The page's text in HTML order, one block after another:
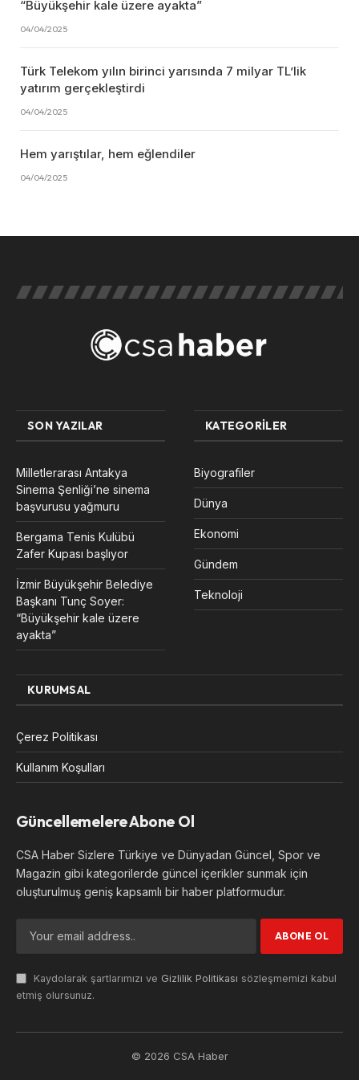
“Büyükşehir kale üzere ayakta”
04/04/2025
Türk Telekom yılın birinci yarısında 7 milyar TL’lik
yatırım gerçekleştirdi
04/04/2025
Hem yarıştılar, hem eğlendiler
04/04/2025
SON YAZILAR
Milletlerarası Antakya
Sinema Şenliği’ne sinema
başvurusu yağmuru
Bergama Tenis Kulübü
Zafer Kupası başlıyor
İzmir Büyükşehir Belediye
Başkanı Tunç Soyer:
“Büyükşehir kale üzere
ayakta”
KATEGORILER
Biyografiler
Dünya
Ekonomi
Gündem
Teknoloji
KURUMSAL
Çerez Politikası
Kullanım Koşulları
Güncellemelere Abone Ol
CSA Haber Sizlere Türkiye ve Dünyadan Güncel, Spor ve
Magazin gibi kategorilerde güncel içerikler sunmak için
oluşturulmuş geniş kapsamlı bir haber platformudur.
Kaydolarak şartlarımızı ve Gizlilik Politikası sözleşmemizi kabul
etmiş olursunuz.
© 2026 CSA Haber